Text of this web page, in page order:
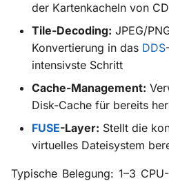
der Kartenkacheln von
Tile-Decoding: JPEG/
Konvertierung in das DDS
intensivste Schritt
Cache-Management:
Disk-Cache für bereits
FUSE-Layer: Stellt die
virtuelles Dateisystem
Typische Belegung: 1–3